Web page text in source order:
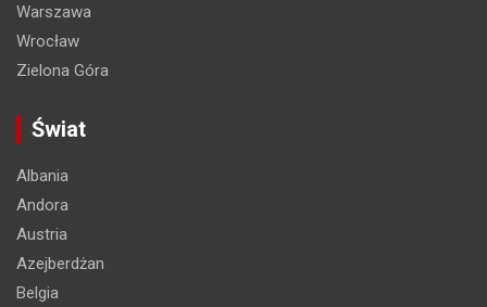
Warszawa
Wrocław
Zielona Góra
Świat
Albania
Andora
Austria
Azejberdżan
Belgia